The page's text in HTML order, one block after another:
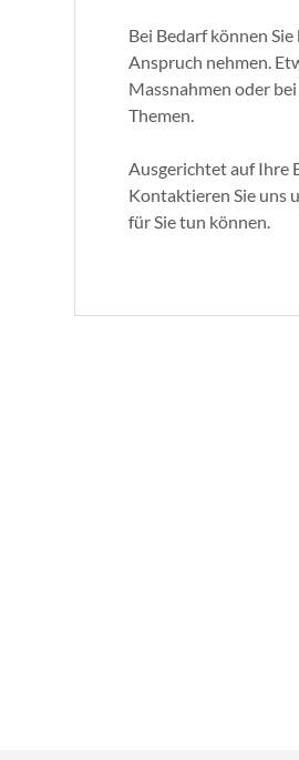
Bei Bedarf können
Anspruch nehmen.
Massnahmen oder
Themen.
Ausgerichtet auf Ihre
Kontaktieren Sie uns
für Sie tun können.